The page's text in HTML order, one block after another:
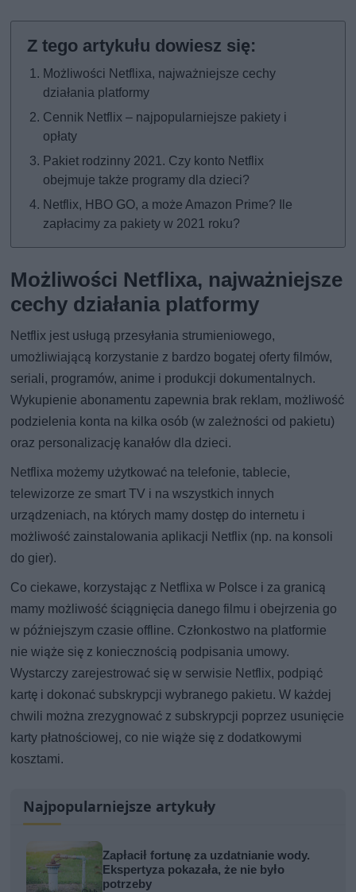
Możliwości Netflixa, najważniejsze cechy
działania platformy
Cennik Netflix – najpopularniejsze pakiety i
opłaty
Pakiet rodzinny 2021. Czy konto Netflix
obejmuje także programy dla dzieci?
Netflix, HBO GO, a może Amazon Prime? Ile
zapłacimy za pakiety w 2021 roku?
Możliwości Netflixa, najważniejsze
cechy działania platformy
Netflix jest usługą przesyłania strumieniowego,
umożliwiającą korzystanie z bardzo bogatej oferty filmów,
seriali, programów, anime i produkcji dokumentalnych.
Wykupienie abonamentu zapewnia brak reklam, możliwość
podzielenia konta na kilka osób (w zależności od pakietu)
oraz personalizację kanałów dla dzieci.
Netflixa możemy użytkować na telefonie, tablecie,
telewizorze ze smart TV i na wszystkich innych
urządzeniach, na których mamy dostęp do internetu i
możliwość zainstalowania aplikacji Netflix (np. na konsoli
do gier).
Co ciekawe, korzystając z Netflixa w Polsce i za granicą
mamy możliwość ściągnięcia danego filmu i obejrzenia go
w późniejszym czasie offline. Członkostwo na platformie
nie wiąże się z koniecznością podpisania umowy.
Wystarczy zarejestrować się w serwisie Netflix, podpiąć
kartę i dokonać subskrypcji wybranego pakietu. W każdej
chwili można zrezygnować z subskrypcji poprzez usunięcie
karty płatnościowej, co nie wiąże się z dodatkowymi
kosztami.
Najpopularniejsze artykuły
Zapłacił fortunę za uzdatnianie wody.
Ekspertyza pokazała, że nie było
potrzeby